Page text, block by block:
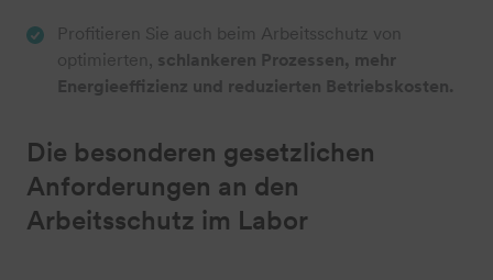
Profitieren Sie auch beim Arbeitsschutz von
optimierten, schlankeren Prozessen, mehr
Energieeffizienz und reduzierten Betriebskosten.
Die besonderen gesetzlichen
Anforderungen an den
Arbeitsschutz im Labor